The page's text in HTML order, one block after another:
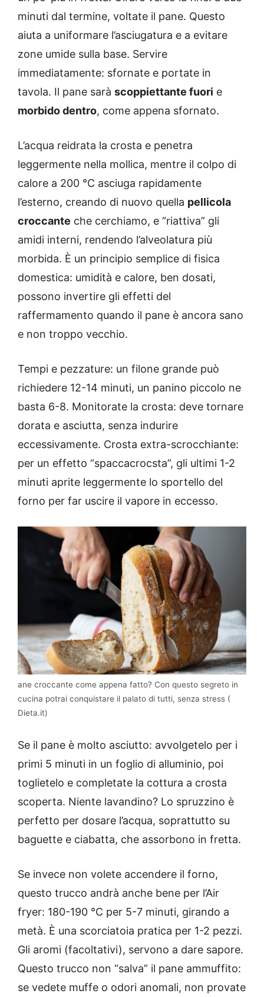
minuti dal termine, voltate il pane. Questo
aiuta a uniformare l’asciugatura e a evitare
zone umide sulla base. Servire
immediatamente: sfornate e portate in
tavola. Il pane sarà scoppiettante fuori e
morbido dentro, come appena sfornato.
L’acqua reidrata la crosta e penetra
leggermente nella mollica, mentre il colpo di
calore a 200 °C asciuga rapidamente
l’esterno, creando di nuovo quella pellicola
croccante che cerchiamo, e “riattiva” gli
amidi interni, rendendo l’alveolatura più
morbida. È un principio semplice di fisica
domestica: umidità e calore, ben dosati,
possono invertire gli effetti del
raffermamento quando il pane è ancora sano
e non troppo vecchio.
Tempi e pezzature: un filone grande può
richiedere 12-14 minuti, un panino piccolo ne
basta 6-8. Monitorate la crosta: deve tornare
dorata e asciutta, senza indurire
eccessivamente. Crosta extra-scrocchiante:
per un effetto “spaccacrocsta”, gli ultimi 1-2
minuti aprite leggermente lo sportello del
forno per far uscire il vapore in eccesso.
ane croccante come appena fatto? Con questo segreto in
cucina potrai conquistare il palato di tutti, senza stress (
Dieta.it)
Se il pane è molto asciutto: avvolgetelo per i
primi 5 minuti in un foglio di alluminio, poi
toglietelo e completate la cottura a crosta
scoperta. Niente lavandino? Lo spruzzino è
perfetto per dosare l’acqua, soprattutto su
baguette e ciabatta, che assorbono in fretta.
Se invece non volete accendere il forno,
questo trucco andrà anche bene per l’Air
fryer: 180-190 °C per 5-7 minuti, girando a
metà. È una scorciatoia pratica per 1-2 pezzi.
Gli aromi (facoltativi), servono a dare sapore.
Questo trucco non “salva” il pane ammuffito:
se vedete muffe o odori anomali, non provate